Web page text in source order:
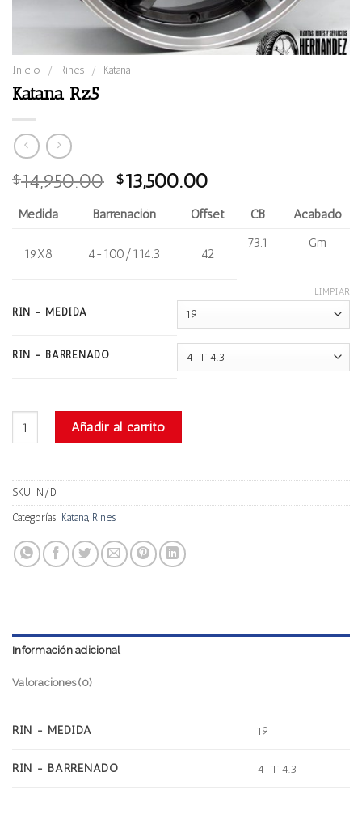
Inicio / Rines / Katana
Katana Rz5
$14,950.00 Original
was:
$13,500.00
is:
$13,500.00.
Medida Barrenación Offset CB Acabado
19X8 4-100/114.3 42
73.1 Gm
RIN - MEDIDA
RIN - BARRENADO
LIMPIAR
Katana Rz5 cantidadAñadir al carrito
SKU: N/D
Categorías: Katana, Rines
Información adicional
Valoraciones (0)
RIN - MEDIDA 19
RIN - BARRENADO 4-114.3